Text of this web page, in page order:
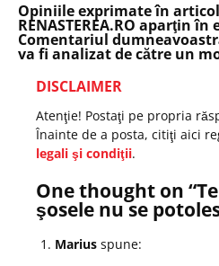
Opiniile exprimate în
RENASTEREA.RO aparţin
Comentariul
va fi analizat de către un
DISCLAIMER
Atenţie! Postaţi pe propria
Înainte de a posta, citiţi aici
legali şi condiţii.
One thought on “
şosele nu se
Marius spune: